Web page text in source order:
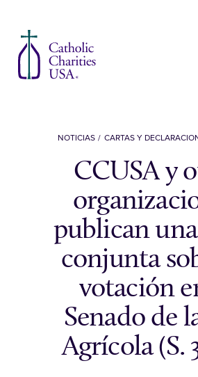
NOTICIAS CARTAS Y
CCUSA y
publican una
conjunta
votación
Senado de
Agrícola (S.